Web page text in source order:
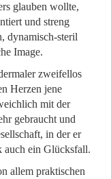
glauben wollte,
und streng
dynamisch-steril
Image.
zweifellos
Herzen jene
mit der
gebraucht und
in der er
auch ein Glücksfall.
allem praktischen